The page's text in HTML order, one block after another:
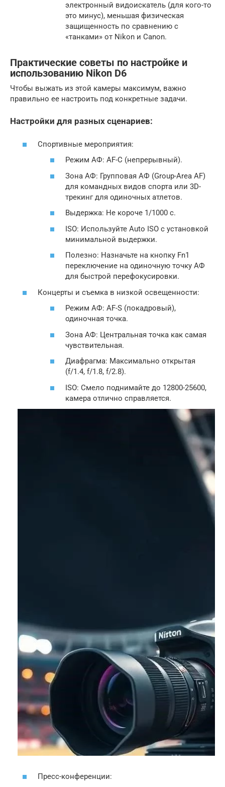
электронный видоискатель (для кого-то
это минус), меньшая физическая
защищенность по сравнению с
«танками» от Nikon и Canon.
Практические советы по настройке и
использованию Nikon D6
Чтобы выжать из этой камеры максимум, важно
правильно ее настроить под конкретные задачи.
Настройки для разных сценариев:
Спортивные мероприятия:
Режим АФ: AF-C (непрерывный).
Зона АФ: Групповая АФ (Group-Area AF)
для командных видов спорта или 3D-
трекинг для одиночных атлетов.
Выдержка: Не короче 1/1000 с.
ISO: Используйте Auto ISO с установкой
минимальной выдержки.
Полезно: Назначьте на кнопку Fn1
переключение на одиночную точку АФ
для быстрой перефокусировки.
Концерты и съемка в низкой освещенности:
Режим АФ: AF-S (покадровый),
одиночная точка.
Зона АФ: Центральная точка как самая
чувствительная.
Диафрагма: Максимально открытая
(f/1.4, f/1.8, f/2.8).
ISO: Смело поднимайте до 12800-25600,
камера отлично справляется.
Пресс-конференции: